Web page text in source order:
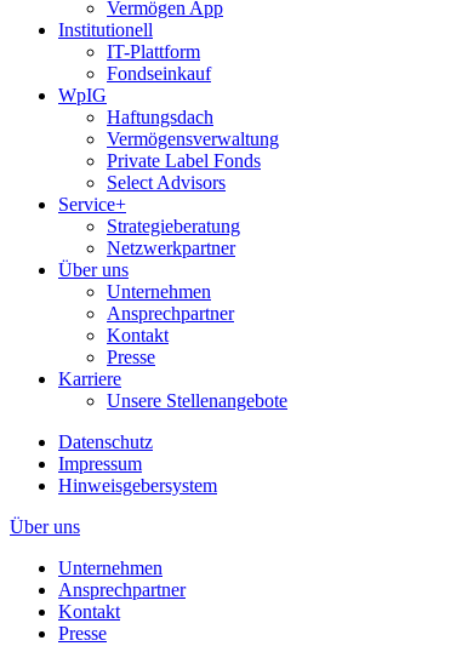
Vermögen App
Institutionell
IT-Plattform
Fondseinkauf
WpIG
Haftungsdach
Vermögensverwaltung
Private Label Fonds
Select Advisors
Service+
Strategieberatung
Netzwerkpartner
Über uns
Unternehmen
Ansprechpartner
Kontakt
Presse
Karriere
Unsere Stellenangebote
Datenschutz
Impressum
Hinweisgebersystem
Über uns
Unternehmen
Ansprechpartner
Kontakt
Presse